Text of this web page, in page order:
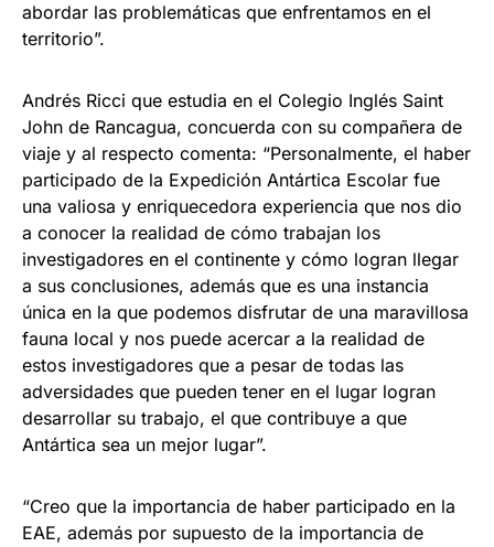
abordar las problemáticas que enfrentamos en el
territorio”.
Andrés Ricci que estudia en el Colegio Inglés Saint
John de Rancagua, concuerda con su compañera de
viaje y al respecto comenta: “Personalmente, el haber
participado de la Expedición Antártica Escolar fue
una valiosa y enriquecedora experiencia que nos dio
a conocer la realidad de cómo trabajan los
investigadores en el continente y cómo logran llegar
a sus conclusiones, además que es una instancia
única en la que podemos disfrutar de una maravillosa
fauna local y nos puede acercar a la realidad de
estos investigadores que a pesar de todas las
adversidades que pueden tener en el lugar logran
desarrollar su trabajo, el que contribuye a que
Antártica sea un mejor lugar”.
“Creo que la importancia de haber participado en la
EAE, además por supuesto de la importancia de